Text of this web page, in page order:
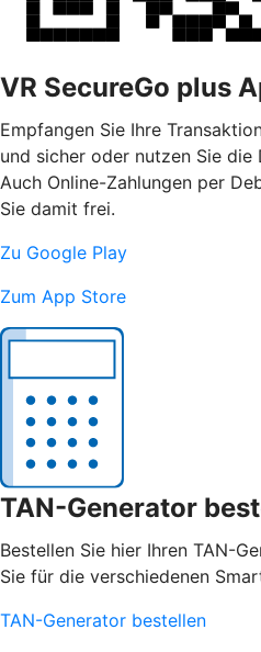
VR SecureGo plus
Empfangen Sie Ihre
und sicher oder nutzen Sie
Auch Online-Zahlungen per
Sie damit frei.
Zu Google Play
Zum App Store
TAN-Generator
Bestellen Sie hier Ihren TAN-
Sie für die verschiedenen
TAN-Generator bestellen